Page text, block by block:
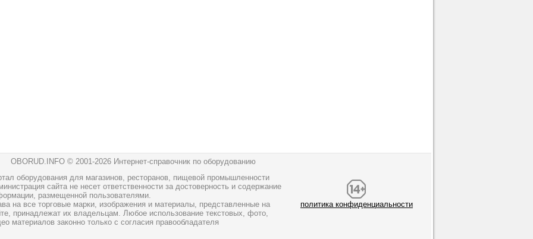
OBORUD.INFO © 2001-2026 Интернет-справочник по оборудованию
оборудования для магазинов, ресторанов, пищевой промышленности
сайта не несет ответственности за достоверность и содержание
размещенной пользователями.
на все торговые марки, изображения и материалы, представленные на
принадлежат их владельцам. Любое использование текстовых, фото,
материалов законно только с согласия правообладателя
политика конфиденциальности